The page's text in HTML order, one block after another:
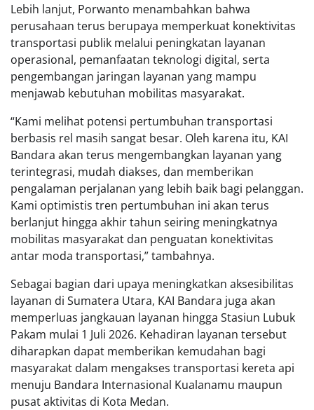
Lebih lanjut, Porwanto menambahkan bahwa
perusahaan terus berupaya memperkuat konektivitas
transportasi publik melalui peningkatan layanan
operasional, pemanfaatan teknologi digital, serta
pengembangan jaringan layanan yang mampu
menjawab kebutuhan mobilitas masyarakat.
“Kami melihat potensi pertumbuhan transportasi
berbasis rel masih sangat besar. Oleh karena itu, KAI
Bandara akan terus mengembangkan layanan yang
terintegrasi, mudah diakses, dan memberikan
pengalaman perjalanan yang lebih baik bagi pelanggan.
Kami optimistis tren pertumbuhan ini akan terus
berlanjut hingga akhir tahun seiring meningkatnya
mobilitas masyarakat dan penguatan konektivitas
antar moda transportasi,” tambahnya.
Sebagai bagian dari upaya meningkatkan aksesibilitas
layanan di Sumatera Utara, KAI Bandara juga akan
memperluas jangkauan layanan hingga Stasiun Lubuk
Pakam mulai 1 Juli 2026. Kehadiran layanan tersebut
diharapkan dapat memberikan kemudahan bagi
masyarakat dalam mengakses transportasi kereta api
menuju Bandara Internasional Kualanamu maupun
pusat aktivitas di Kota Medan.